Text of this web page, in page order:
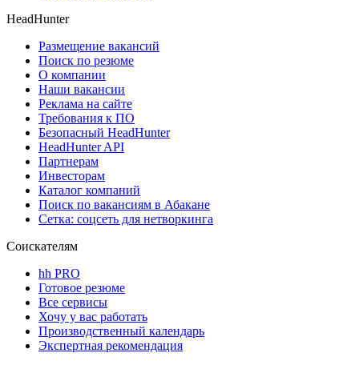
HeadHunter
Размещение вакансий
Поиск по резюме
О компании
Наши вакансии
Реклама на сайте
Требования к ПО
Безопасный HeadHunter
HeadHunter API
Партнерам
Инвесторам
Каталог компаний
Поиск по вакансиям в Абакане
Сетка: соцсеть для нетворкинга
Соискателям
hh PRO
Готовое резюме
Все сервисы
Хочу у вас работать
Производственный календарь
Экспертная рекомендация